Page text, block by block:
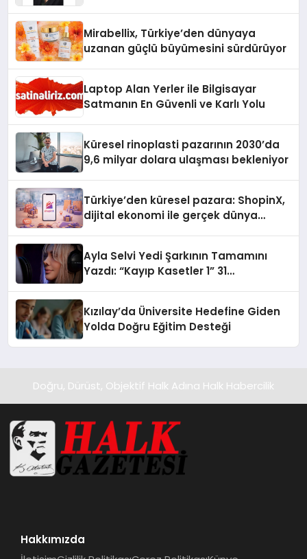
Mirabellix, Türkiye’den dünyaya
uzanan güçlü büyümesini sürdürüyor
Laptop Alan Yerler ile Bilgisayar
Satmanın En Güvenli ve Karlı Yolu
Küresel rinoplasti pazarının 2030’da
9,6 milyar dolara ulaşması bekleniyor
Türkiye’den küresel pazara: ShopinX,
dijital ekonomi ile gerçek dünya
Ayla Selvi Yedi Şarkının Tamamını
Yazdı: “Kayıp Kasetler 1” 31
Kızılay’da Üniversite Hedefine Giden
Yolda Doğru Eğitim Desteği
Doğru, Dürüst, Objektif Halk Adına Halk Habercilik
Hakkımızda